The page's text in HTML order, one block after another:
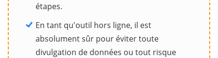
étapes.
En tant qu'outil hors ligne, il est
absolument sûr pour éviter toute
divulgation de données ou tout risque